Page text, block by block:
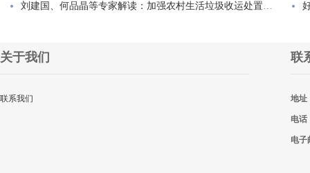
刘建国、何品晶等专家解读：加强农村生活垃圾收运处置体系建...
关于我们
联系我们
联
地址
电话
电子